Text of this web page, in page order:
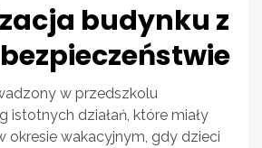
budynku z
w przedszkolu
istotnych działań, które miały
okresie wakacyjnym, gdy dzieci